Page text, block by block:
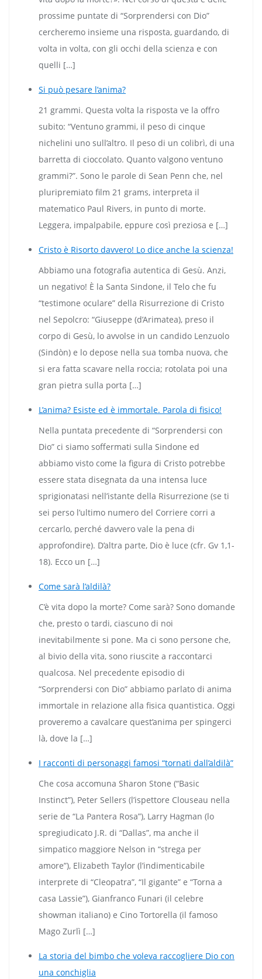
prossime puntate di “Sorprendersi con Dio”
cercheremo insieme una risposta, guardando, di
volta in volta, con gli occhi della scienza e con
quelli […]
Si può pesare l’anima?
21 grammi. Questa volta la risposta ve la offro
subito: “Ventuno grammi, il peso di cinque
nichelini uno sull’altro. Il peso di un colibrì, di una
barretta di cioccolato. Quanto valgono ventuno
grammi?”. Sono le parole di Sean Penn che, nel
pluripremiato film 21 grams, interpreta il
matematico Paul Rivers, in punto di morte.
Leggera, impalpabile, eppure così preziosa e […]
Cristo è Risorto davvero! Lo dice anche la scienza!
Abbiamo una fotografia autentica di Gesù. Anzi,
un negativo! È la Santa Sindone, il Telo che fu
“testimone oculare” della Risurrezione di Cristo
nel Sepolcro: “Giuseppe (d’Arimatea), preso il
corpo di Gesù, lo avvolse in un candido Lenzuolo
(Sindòn) e lo depose nella sua tomba nuova, che
si era fatta scavare nella roccia; rotolata poi una
gran pietra sulla porta […]
L’anima? Esiste ed è immortale. Parola di fisico!
Nella puntata precedente di “Sorprendersi con
Dio” ci siamo soffermati sulla Sindone ed
abbiamo visto come la figura di Cristo potrebbe
essere stata disegnata da una intensa luce
sprigionatasi nell’istante della Risurrezione (se ti
sei perso l’ultimo numero del Corriere corri a
cercarlo, perché davvero vale la pena di
approfondire). D’altra parte, Dio è luce (cfr. Gv 1,1-
18). Ecco un […]
Come sarà l’aldilà?
C’è vita dopo la morte? Come sarà? Sono domande
che, presto o tardi, ciascuno di noi
inevitabilmente si pone. Ma ci sono persone che,
al bivio della vita, sono riuscite a raccontarci
qualcosa. Nel precedente episodio di
“Sorprendersi con Dio” abbiamo parlato di anima
immortale in relazione alla fisica quantistica. Oggi
proveremo a cavalcare quest’anima per spingerci
là, dove la […]
I racconti di personaggi famosi “tornati dall’aldilà”
Che cosa accomuna Sharon Stone (“Basic
Instinct”), Peter Sellers (l’ispettore Clouseau nella
serie de “La Pantera Rosa”), Larry Hagman (lo
spregiudicato J.R. di “Dallas”, ma anche il
simpatico maggiore Nelson in “strega per
amore”), Elizabeth Taylor (l’indimenticabile
interprete di “Cleopatra”, “Il gigante” e “Torna a
casa Lassie”), Gianfranco Funari (il celebre
showman italiano) e Cino Tortorella (il famoso
Mago Zurlì […]
La storia del bimbo che voleva raccogliere Dio con
una conchiglia